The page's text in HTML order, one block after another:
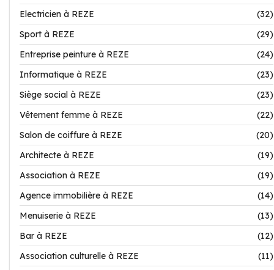
Electricien à REZE
(32)
Sport à REZE
(29)
Entreprise peinture à REZE
(24)
Informatique à REZE
(23)
Siège social à REZE
(23)
Vêtement femme à REZE
(22)
Salon de coiffure à REZE
(20)
Architecte à REZE
(19)
Association à REZE
(19)
Agence immobilière à REZE
(14)
Menuiserie à REZE
(13)
Bar à REZE
(12)
Association culturelle à REZE
(11)